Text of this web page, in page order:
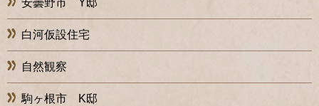
安曇野市 Y邸
白河仮設住宅
自然観察
駒ヶ根市 K邸